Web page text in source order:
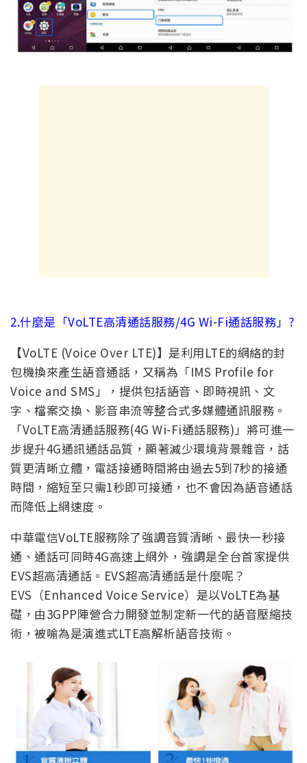
2.什麼是「VoLTE高清通話服務/4G Wi-Fi通話服務」?
【VoLTE (Voice Over LTE)】是利用LTE的網絡的封
包機換來產生語音通話，又稱為「IMS Profile for
Voice and SMS」，提供包括語音、即時視訊、文
字、檔案交換、影音串流等整合式多媒體通訊服務。
「VoLTE高清通話服務(4G Wi-Fi通話服務)」將可進一
步提升4G通訊通話品質，顯著減少環境背景雜音，話
質更清晰立體，電話接通時間將由過去5到7秒的接通
時間，縮短至只需1秒即可接通，也不會因為語音通話
而降低上網速度。
中華電信VoLTE服務除了強調音質清晰、最快一秒接
通、通話可同時4G高速上網外，強調是全台首家提供
EVS超高清通話。EVS超高清通話是什麼呢？
EVS（Enhanced Voice Service）是以VoLTE為基
礎，由3GPP陣營合力開發並制定新一代的語音壓縮技
術，被喻為是演進式LTE高解析語音技術。